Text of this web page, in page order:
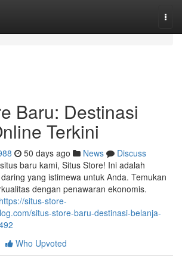
Baru: Destinasi
Terkini
50 days ago News
Discuss
baru kami, Situs Store! Ini adalah
yang istimewa untuk Anda. Temukan
dengan penawaran ekonomis.
https://situs-store-
situs-store-baru-destinasi-belanja-
Who Upvoted